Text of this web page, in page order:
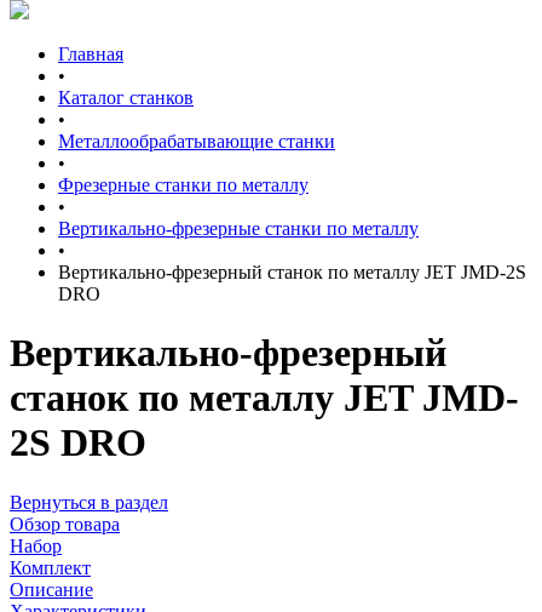
Главная
•
Каталог станков
•
Металлообрабатывающие станки
•
Фрезерные станки по металлу
•
Вертикально-фрезерные станки по металлу
•
Вертикально-фрезерный станок по металлу JET JMD-2S
DRO
Вертикально-фрезерный
станок по металлу JET JMD-
2S DRO
Вернуться в раздел
Обзор товара
Набор
Комплект
Описание